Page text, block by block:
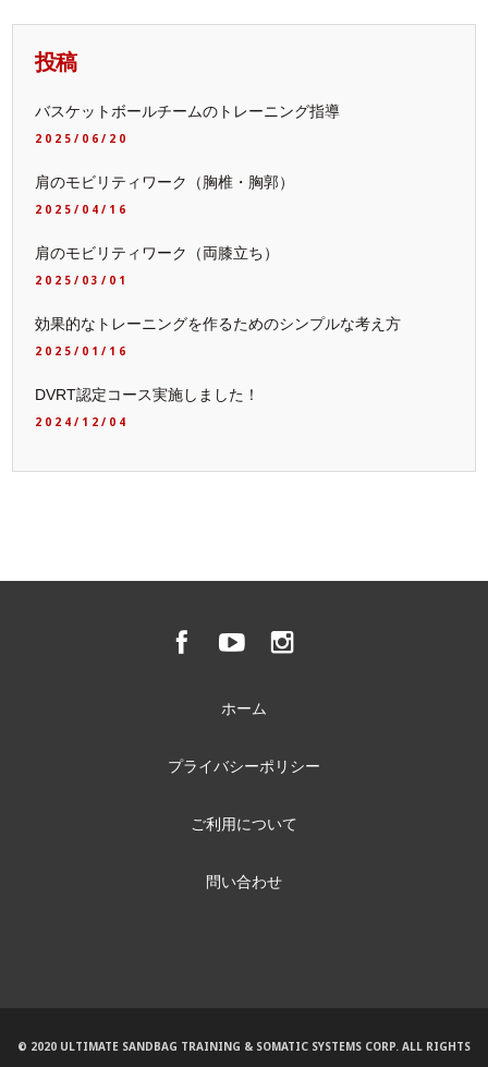
投稿
バスケットボールチームのトレーニング指導
2025/06/20
肩のモビリティワーク（胸椎・胸郭）
2025/04/16
肩のモビリティワーク（両膝立ち）
2025/03/01
効果的なトレーニングを作るためのシンプルな考え方
2025/01/16
DVRT認定コース実施しました！
2024/12/04
ホーム
プライバシーポリシー
ご利用について
問い合わせ
© 2020 ULTIMATE SANDBAG TRAINING & SOMATIC SYSTEMS CORP. ALL RIGHTS